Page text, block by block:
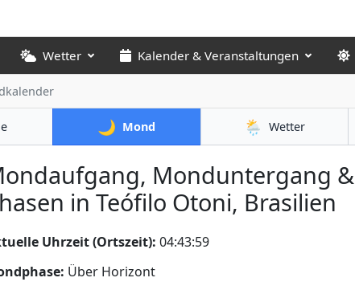
Wetter Kalender & Veranstaltungen
🌙 Mond 🌦️ Wetter
Monduntergang &
in Teófilo Otoni, Brasilien
Uhrzeit (Ortszeit): 04:44:01
Über Horizont